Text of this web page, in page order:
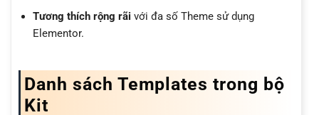
Tương thích rộng rãi với đa số Theme sử dụng
Elementor.
Danh sách Templates trong bộ
Kit